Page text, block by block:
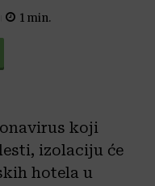
1 min.
koji
izolaciju će
hotela u